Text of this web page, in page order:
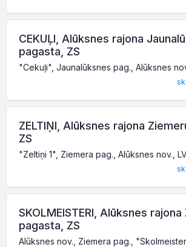
CEKUĻI, Alūksnes rajona
pagasta, ZS
"Cekuļi", Jaunalūksnes pag., Alūksnes
ZELTIŅI, Alūksnes rajona
ZS
"Zeltiņi 1", Ziemera pag., Alūksnes nov.,
SKOLMEISTERI, Alūksnes
pagasta, ZS
Alūksnes nov., Ziemera pag.,